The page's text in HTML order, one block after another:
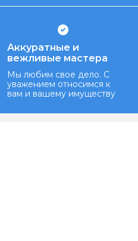
Аккуратные и
вежливые мастера
Мы любим свое дело. С
уважением относимся к
вам и вашему имуществу